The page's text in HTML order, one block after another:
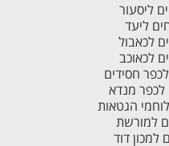
ליסעור
ליעד
לכאבול
לכאוכב
חסידים
לכפר מנדא
הגטאות
למורשת
למכון דוד